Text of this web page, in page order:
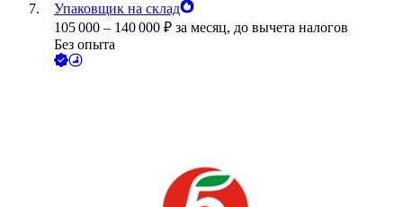
Упаковщик на склад
105 000 – 140 000 ₽ за месяц, до вычета налогов
Без опыта